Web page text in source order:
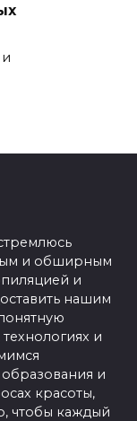
и обширным
и
нашим
и
и
красоты,
чтобы каждый